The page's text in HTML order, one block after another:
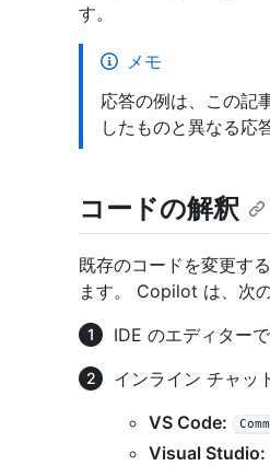
す。
メモ
応答の例は、この記
したものと異なる応
コードの解釈
既存のコードを変更す
ます。 Copilot は、次
IDE のエディター
インライン チャッ
VS Code:
Visual Studio: